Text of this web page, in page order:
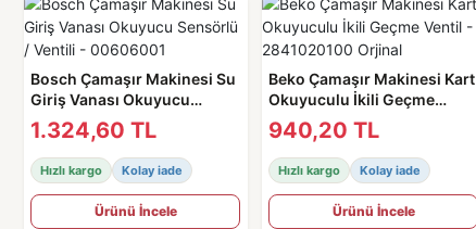
Bosch Çamaşır Makinesi Su
Giriş Vanası Okuyucu
Sensörlü / Ventili -
00606001
1.324,60 TL
Hızlı kargo Kolay iade
Ürünü İncele
Beko Çamaşır Makinesi Kart
Okuyuculu İkili Geçme
Ventil - 2841020100 Orjinal
940,20 TL
Hızlı kargo Kolay iade
Ürünü İncele